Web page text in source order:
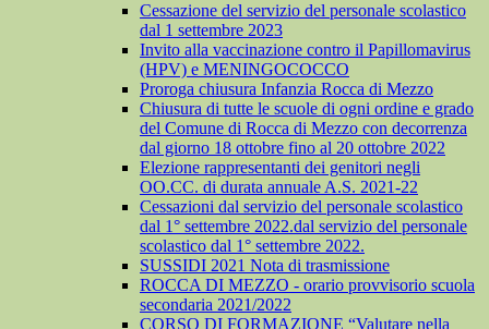
Cessazione del servizio del personale scolastico
dal 1 settembre 2023
Invito alla vaccinazione contro il Papillomavirus
(HPV) e MENINGOCOCCO
Proroga chiusura Infanzia Rocca di Mezzo
Chiusura di tutte le scuole di ogni ordine e grado
del Comune di Rocca di Mezzo con decorrenza
dal giorno 18 ottobre fino al 20 ottobre 2022
Elezione rappresentanti dei genitori negli
OO.CC. di durata annuale A.S. 2021-22
Cessazioni dal servizio del personale scolastico
dal 1° settembre 2022.dal servizio del personale
scolastico dal 1° settembre 2022.
SUSSIDI 2021 Nota di trasmissione
ROCCA DI MEZZO - orario provvisorio scuola
secondaria 2021/2022
CORSO DI FORMAZIONE “Valutare nella